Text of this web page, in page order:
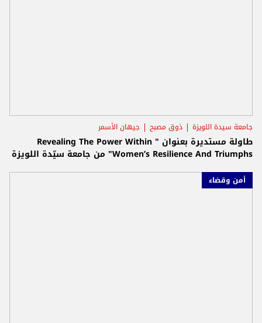
جامعة سيدة اللويزة ذوق مصبح جيهان الأسمر
طاولة مستديرة بعنوان " Revealing The Power Within
Women’s Resilience And Triumphs" من جامعة سيّدة اللويزة
أمن وقضاء